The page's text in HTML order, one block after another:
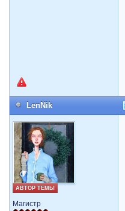
LenNik
АВТОР ТЕМЫ
Магистр